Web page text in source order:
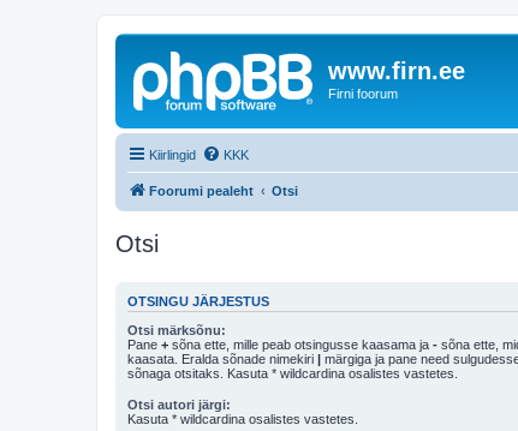
www.firn.ee
Firni foorum
Kiirlingid KKK
Foorumi pealeht Otsi
Otsi
OTSINGU JÄRJESTUS
Otsi märksõnu:
Pane + sõna ette, mille peab otsingusse kaasama ja - sõna ette,
kaasata. Eralda sõnade nimekiri | märgiga ja pane need sulgudesse, kui soovid, et
sõnaga otsitaks. Kasuta * wildcardina osalistes vastetes.
Otsi autori järgi:
Kasuta * wildcardina osalistes vastetes.